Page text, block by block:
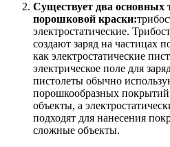
Существует два основных
порошковой краски:
электростатические.
создают заряд на частицах
как электростатические
электрическое поле для
пистолеты обычно
порошкообразных
объекты, а
подходят для нанесения
сложные объекты.